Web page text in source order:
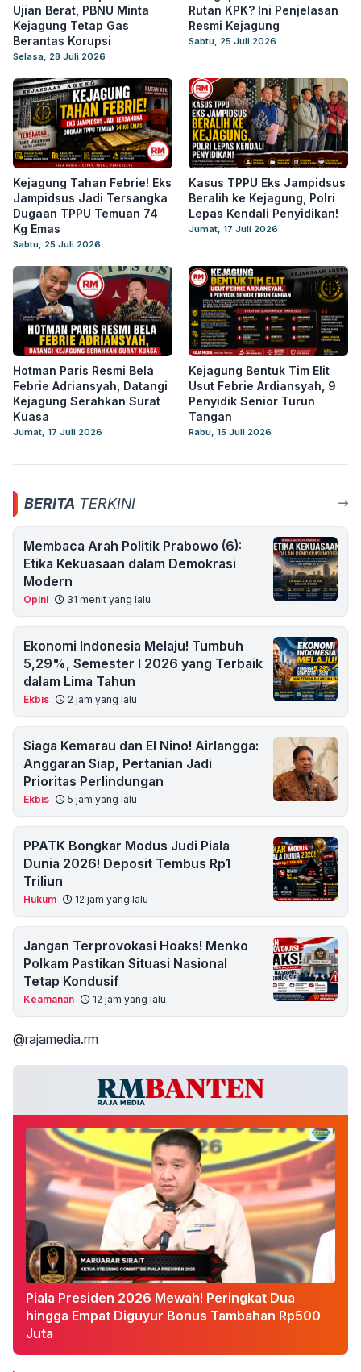
Ujian Berat, PBNU Minta
Kejagung Tetap Gas
Berantas Korupsi
Selasa, 28 Juli 2026
Rutan KPK? Ini Penjelasan
Resmi Kejagung
Sabtu, 25 Juli 2026
Kejagung Tahan Febrie! Eks
Jampidsus Jadi Tersangka
Dugaan TPPU Temuan 74
Kg Emas
Sabtu, 25 Juli 2026
Kasus TPPU Eks Jampidsus
Beralih ke Kejagung, Polri
Lepas Kendali Penyidikan!
Jumat, 17 Juli 2026
Hotman Paris Resmi Bela
Febrie Adriansyah, Datangi
Kejagung Serahkan Surat
Kuasa
Jumat, 17 Juli 2026
Kejagung Bentuk Tim Elit
Usut Febrie Ardiansyah, 9
Penyidik Senior Turun
Tangan
Rabu, 15 Juli 2026
BERITA TERKINI
Membaca Arah Politik Prabowo (6):
Etika Kekuasaan dalam Demokrasi
Modern
Opini 31 menit yang lalu
Ekonomi Indonesia Melaju! Tumbuh
5,29%, Semester I 2026 yang Terbaik
dalam Lima Tahun
Ekbis 2 jam yang lalu
Siaga Kemarau dan El Nino! Airlangga:
Anggaran Siap, Pertanian Jadi
Prioritas Perlindungan
Ekbis 5 jam yang lalu
PPATK Bongkar Modus Judi Piala
Dunia 2026! Deposit Tembus Rp1
Triliun
Hukum 12 jam yang lalu
Jangan Terprovokasi Hoaks! Menko
Polkam Pastikan Situasi Nasional
Tetap Kondusif
Keamanan 12 jam yang lalu
@rajamedia.rm
Piala Presiden 2026 Mewah! Peringkat Dua
hingga Empat Diguyur Bonus Tambahan Rp500
Juta